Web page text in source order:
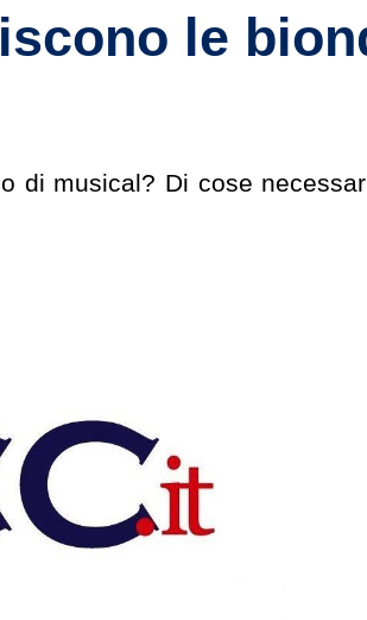
le
di musical? Di cose